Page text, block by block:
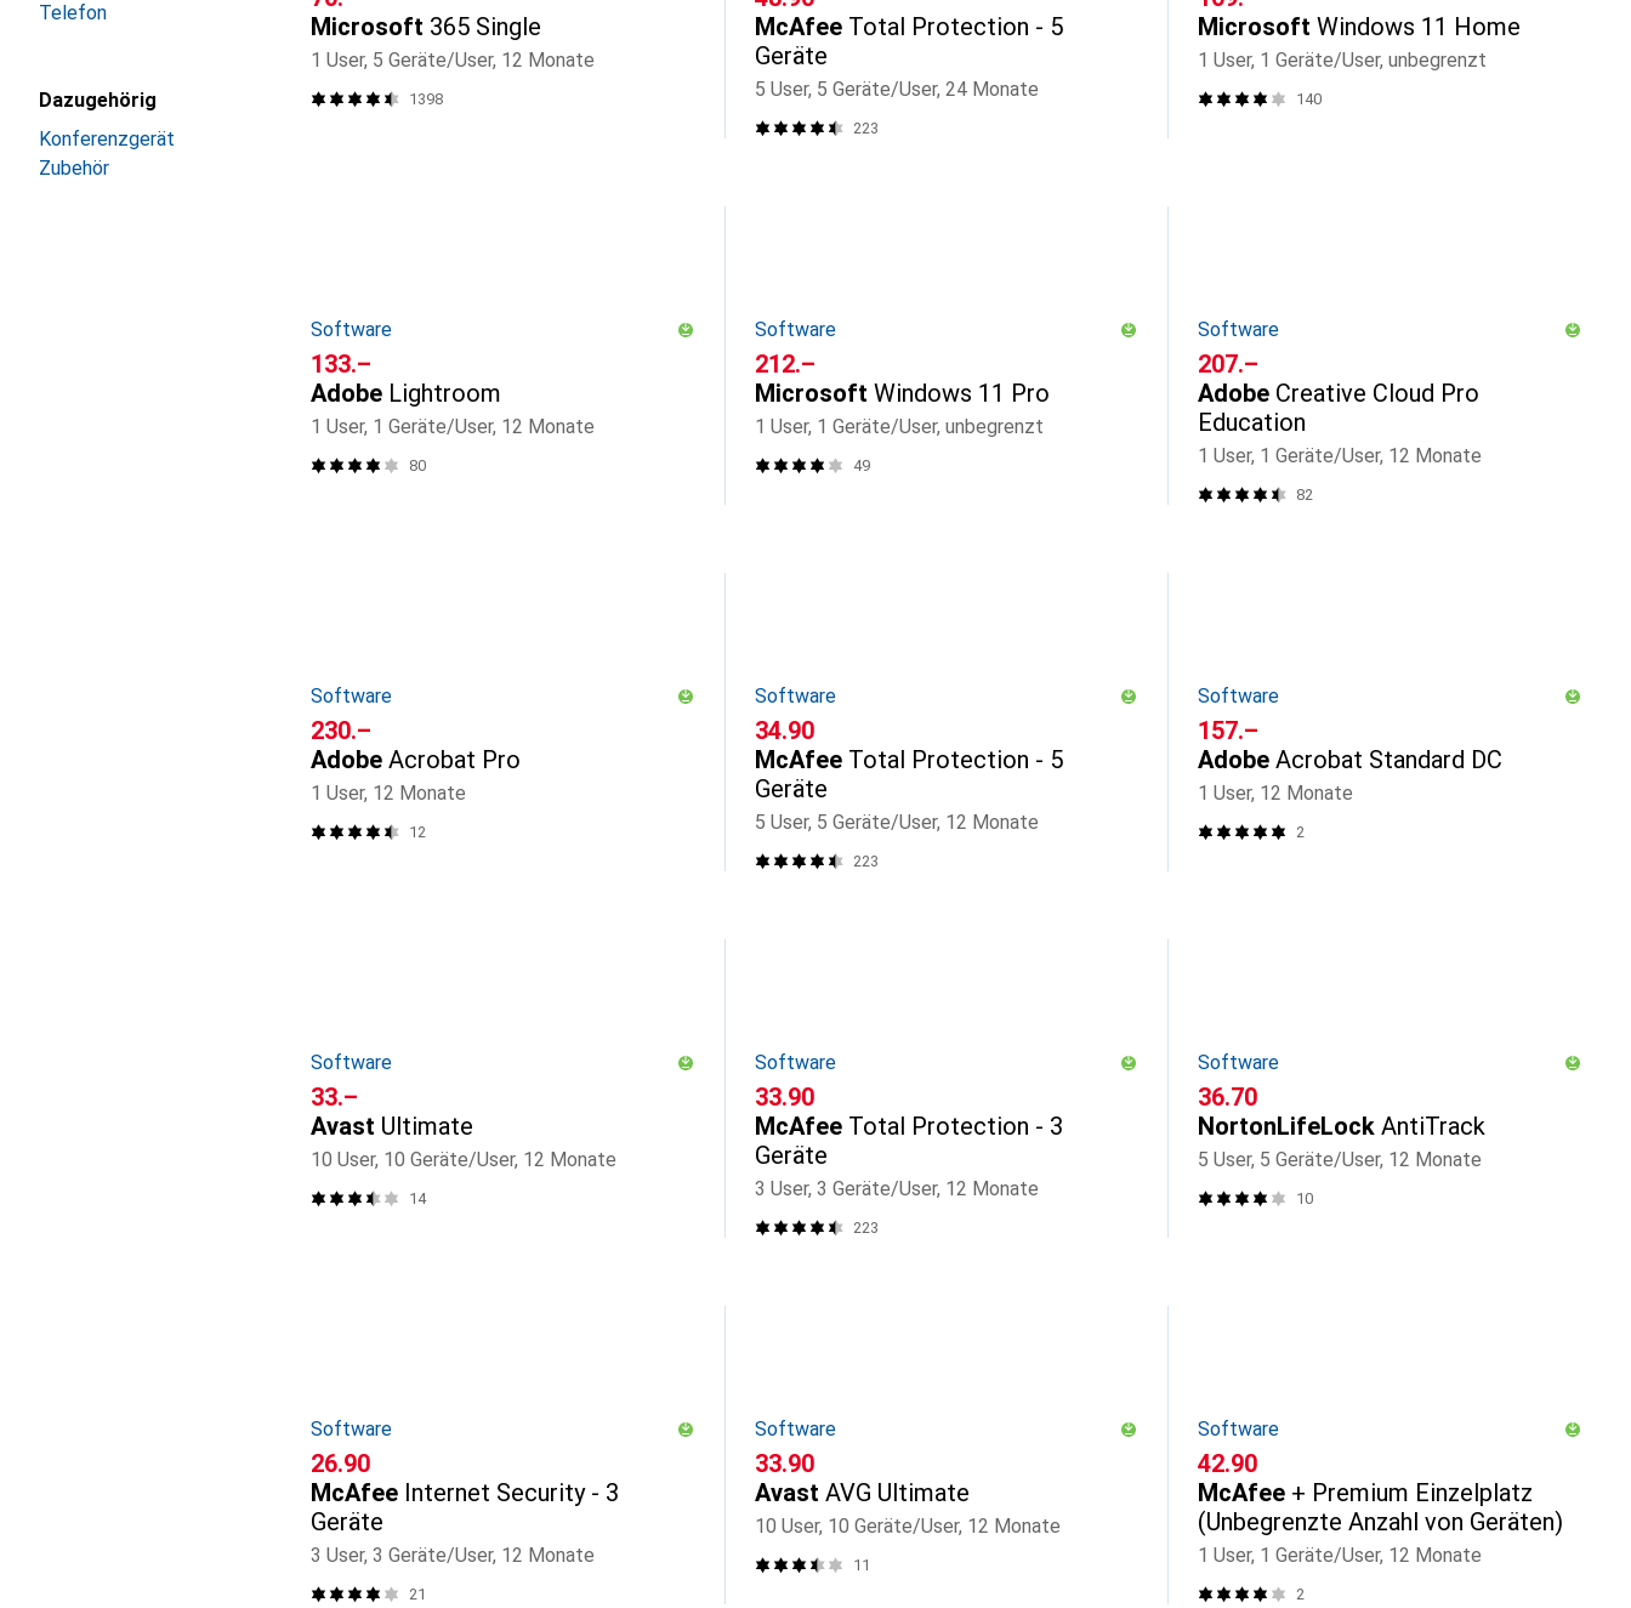
Telefon
Dazugehörig
Konferenzgerät
Zubehör
Microsoft 365 Single
1 User, 5 Geräte/User, 12 Monate
1398
McAfee Total Protection - 5
Geräte
5 User, 5 Geräte/User, 24 Monate
223
Microsoft Windows 11 Home
1 User, 1 Geräte/User, unbegrenzt
140
Software
CHF
133.–
Adobe Lightroom
1 User, 1 Geräte/User, 12 Monate
80
Software
CHF
212.–
Microsoft Windows 11 Pro
1 User, 1 Geräte/User, unbegrenzt
49
Software
CHF
207.–
Adobe Creative Cloud Pro
Education
1 User, 1 Geräte/User, 12 Monate
82
Software
CHF
230.–
Adobe Acrobat Pro
1 User, 12 Monate
12
Software
CHF
34.90
McAfee Total Protection - 5
Geräte
5 User, 5 Geräte/User, 12 Monate
223
Software
CHF
157.–
Adobe Acrobat Standard DC
1 User, 12 Monate
2
Software
CHF
33.–
Avast Ultimate
10 User, 10 Geräte/User, 12 Monate
14
Software
CHF
33.90
McAfee Total Protection - 3
Geräte
3 User, 3 Geräte/User, 12 Monate
223
Software
CHF
36.70
NortonLifeLock AntiTrack
5 User, 5 Geräte/User, 12 Monate
10
Software
CHF
26.90
McAfee Internet Security - 3
Geräte
3 User, 3 Geräte/User, 12 Monate
21
Software
CHF
33.90
Avast AVG Ultimate
10 User, 10 Geräte/User, 12 Monate
11
Software
CHF
42.90
McAfee + Premium Einzelplatz
(Unbegrenzte Anzahl von Geräten)
1 User, 1 Geräte/User, 12 Monate
2